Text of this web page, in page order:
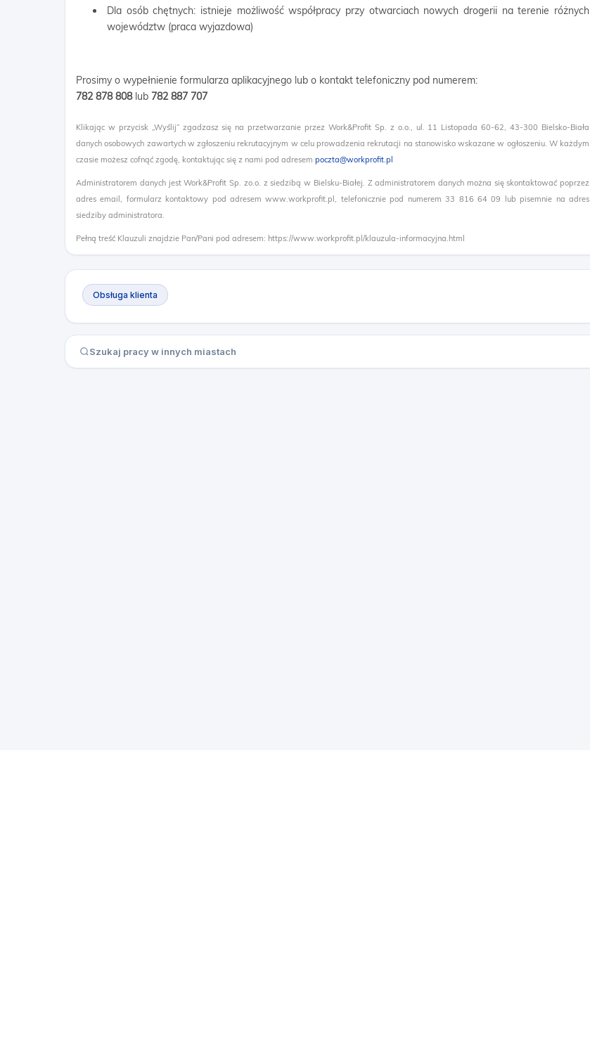
Dla osób chętnych: istnieje możliwość współpracy przy otwarciach nowych drogerii na terenie różnych
województw (praca wyjazdowa)
Prosimy o wypełnienie formularza aplikacyjnego lub o kontakt telefoniczny pod numerem:
782 878 808 lub ​ 782 887 707
Klikając w przycisk „Wyślij” zgadzasz się na przetwarzanie przez Work&Profit Sp. z o.o., ul. 11 Listopada 60-62, 43-300 Bielsko-Biała
danych osobowych zawartych w zgłoszeniu rekrutacyjnym w celu prowadzenia rekrutacji na stanowisko wskazane w ogłoszeniu. W każdym
czasie możesz cofnąć zgodę, kontaktując się z nami pod adresem poczta@workprofit.pl
Administratorem danych jest Work&Profit Sp. zo.o. z siedzibą w Bielsku-Białej. Z administratorem danych można się skontaktować poprzez
adres email, formularz kontaktowy pod adresem www.workprofit.pl, telefonicznie pod numerem 33 816 64 09 lub pisemnie na adres
siedziby administratora.
Pełną treść Klauzuli znajdzie Pan/Pani pod adresem: https://www.workprofit.pl/klauzula-informacyjna.html
Obsługa klienta
Szukaj pracy w innych miastach